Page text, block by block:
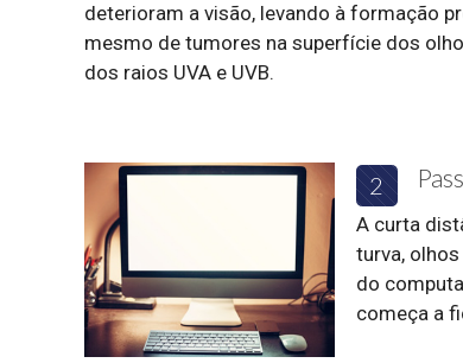
deterioram a visão, levando à formação
mesmo de tumores na superfície dos
dos raios UVA e UVB.
2
A curta
turva,
do
começa a